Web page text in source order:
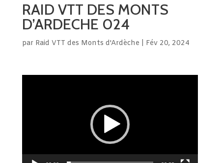
RAID VTT DES MONTS
D’ARDECHE 024
par Raid VTT des Monts d'Ardèche Fév 20, 2024